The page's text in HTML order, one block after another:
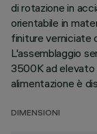
di rotazione in
orientabile in
finiture verniciate
L'assemblaggio
3500K ad elevato
alimentazione è
DIMENSIONI